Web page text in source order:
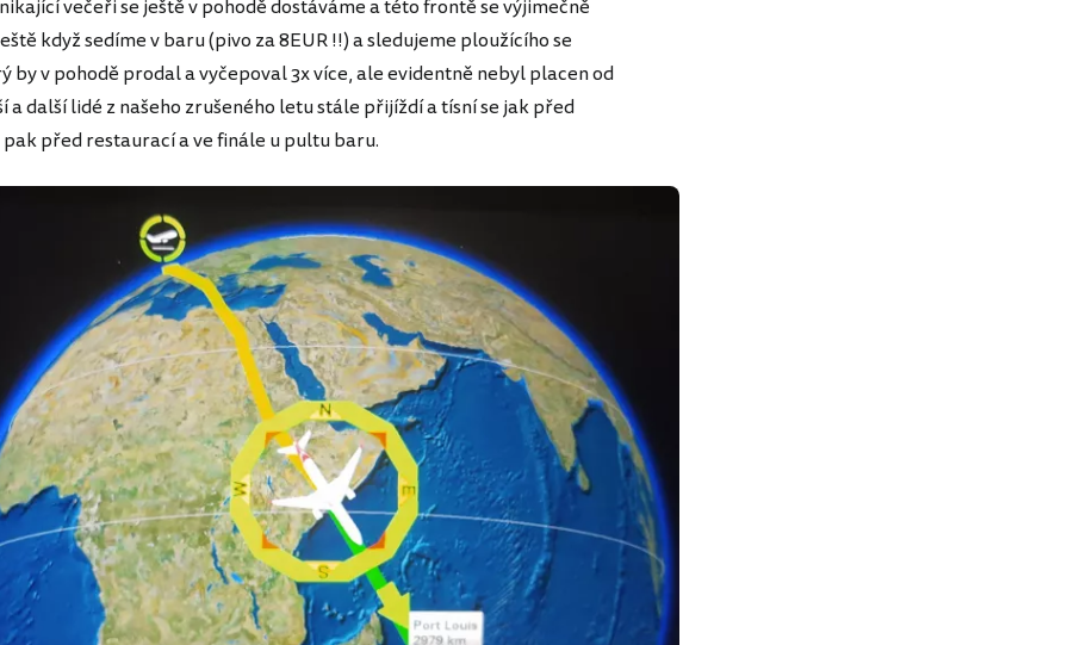
večeři se ještě v pohodě dostáváme a této frontě se výjimečně
když sedíme v baru (pivo za 8EUR !!) a sledujeme ploužícího se
by v pohodě prodal a vyčepoval 3x více, ale evidentně nebyl placen od
a další lidé z našeho zrušeného letu stále přijíždí a tísní se jak před
před restaurací a ve finále u pultu baru.